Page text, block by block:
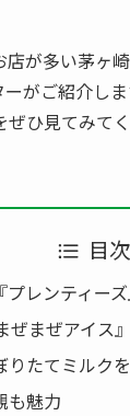
が多い茅ヶ
がご紹介し
ひ見てみてく
目次
レンティー
まぜアイス
たてミルク
も魅力